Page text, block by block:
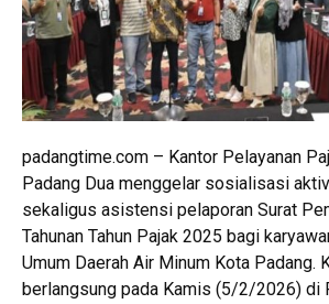
padangtime.com – Kantor Pelayanan
Padang Dua menggelar sosialisasi
sekaligus asistensi pelaporan Surat
Tahunan Tahun Pajak 2025 bagi
Umum Daerah Air Minum Kota Padang.
berlangsung pada Kamis (5/2/2026) di